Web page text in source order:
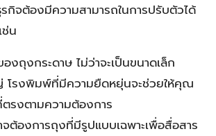
กิจต้องมีความสามารถในการปรับตัวได้
น
งถุงกระดาษ ไม่ว่าจะเป็นขนาดเล็ก
โรงพิมพ์ที่มีความยืดหยุ่นจะช่วยให้คุณ
รงตามความต้องการ
ต้องการถุงที่มีรูปแบบเฉพาะเพื่อสื่อสาร